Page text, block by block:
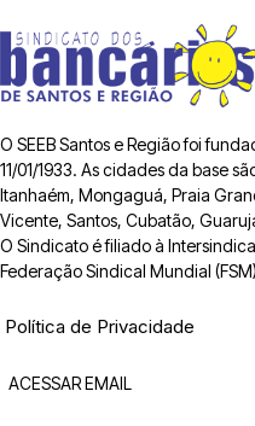
O SEEB Santos e Região foi
11/01/1933. As cidades da base
Itanhaém, Mongaguá, Praia
Vicente, Santos, Cubatão,
O Sindicato é filiado à
Federação Sindical Mundial
Política de Privacidade
ACESSAR EMAIL